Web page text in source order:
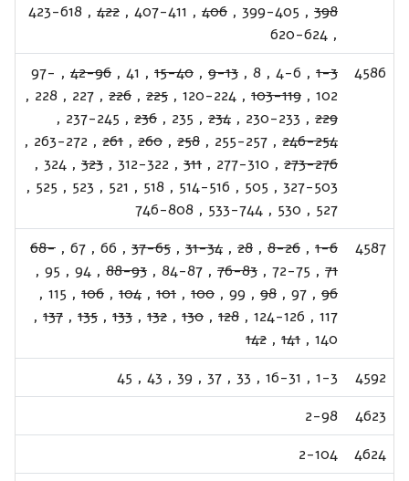
398
,
399-405
,
406
,
407-411
,
422
,
423-618
,
620-624
4586
1-3
,
4-6
,
8
,
9-13
,
15-40
,
41
,
42-96
,
97-
102
,
103-119
,
120-224
,
225
,
226
,
227
,
228
,
229
,
230-233
,
234
,
235
,
236
,
237-245
,
246-254
,
255-257
,
258
,
260
,
261
,
263-272
,
273-276
,
277-310
,
311
,
312-322
,
323
,
324
,
327-503
,
505
,
514-516
,
518
,
521
,
523
,
525
,
527
,
530
,
533-744
,
746-808
4587
1-6
,
8-26
,
28
,
31-34
,
37-65
,
66
,
67
,
68-
71
,
72-75
,
76-83
,
84-87
,
88-93
,
94
,
95
,
96
,
97
,
98
,
99
,
100
,
101
,
104
,
106
,
115
,
117
,
124-126
,
128
,
130
,
132
,
133
,
135
,
137
,
140
,
141
,
142
4592
1-3
,
16-31
,
33
,
37
,
39
,
43
,
45
4623
2-98
4624
2-104